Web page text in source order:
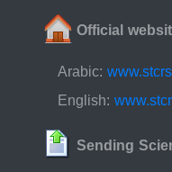
Official
Arabic:
English:
Sending